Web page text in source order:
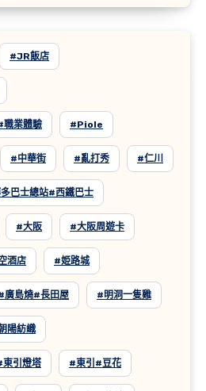
#JR飯店
業體驗 #Piole
#中華街 #亂打秀 #仁川
巴士總站#西鐵巴士
#大阪 #大阪周遊卡
酒店 #姫路城
廣島燒#長田屋 #明洞一隻雞
陽紡織
引燈塔 #東引#豆花